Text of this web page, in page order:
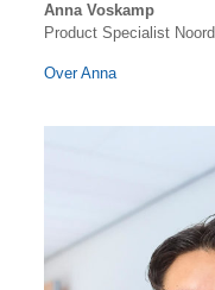
Anna Voskamp
Product Specialist Noord
Over Anna